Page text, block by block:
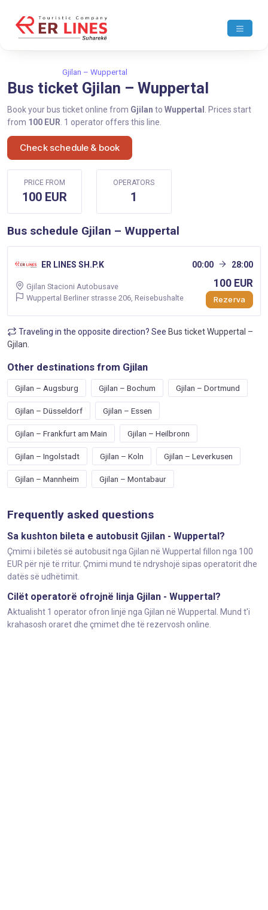
Gjilan – Wuppertal
Bus ticket Gjilan – Wuppertal
Book your bus ticket online from Gjilan to Wuppertal
. Prices start
from 100 EUR . 1 operator offers this line.
Check schedule & book
PRICE FROM
100 EUR
OPERATORS
1
Bus schedule Gjilan – Wuppertal
ER LINES SH.P.K 00:00 28:00
Gjilan Stacioni Autobusave
Wuppertal Berliner strasse 206, Reisebushalte
100 EUR
Rezerva
Traveling in the opposite direction? See Bus ticket Wuppertal –
Gjilan
Other destinations from Gjilan
Gjilan – Augsburg Gjilan – Bochum Gjilan – Dortmund
Gjilan – Düsseldorf Gjilan – Essen
Gjilan – Frankfurt am Main Gjilan – Heilbronn
Gjilan – Ingolstadt Gjilan – Koln Gjilan – Leverkusen
Gjilan – Mannheim Gjilan – Montabaur
Frequently asked questions
Sa kushton bileta e autobusit Gjilan - Wuppertal?
Çmimi i biletës së autobusit nga Gjilan në Wuppertal fillon nga 100
EUR për një të rritur. Çmimi mund të ndryshojë sipas operatorit dhe
datës së udhëtimit.
Cilët operatorë ofrojnë linja Gjilan - Wuppertal?
Aktualisht 1 operator ofron linjë nga Gjilan në Wuppertal. Mund t'i
krahasosh oraret dhe çmimet dhe të rezervosh online.